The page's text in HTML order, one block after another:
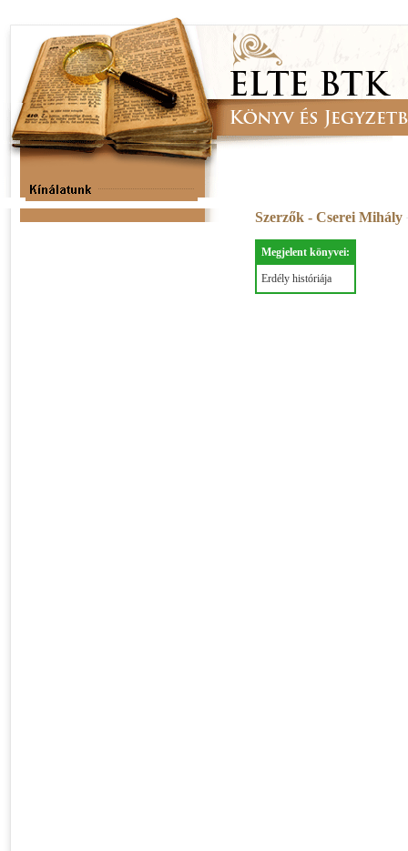
Szerzők - Cserei Mihály
Megjelent könyvei:
Erdély históriája